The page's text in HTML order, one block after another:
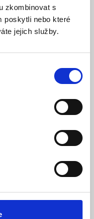
zkombinovat s
poskytli nebo které
jejich služby.
12W/1m a barvou
dekorativní nasvícení
ale i pro reklamní
pomocí volitelných
sério-paralelnímu
jedna strana pásku